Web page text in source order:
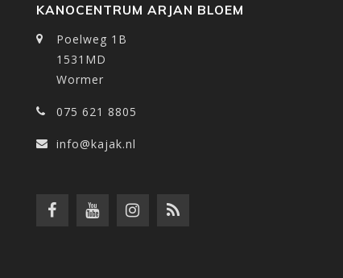
KANOCENTRUM ARJAN BLOEM
Poelweg 1B
1531MD
Wormer
075 621 8805
info@kajak.nl